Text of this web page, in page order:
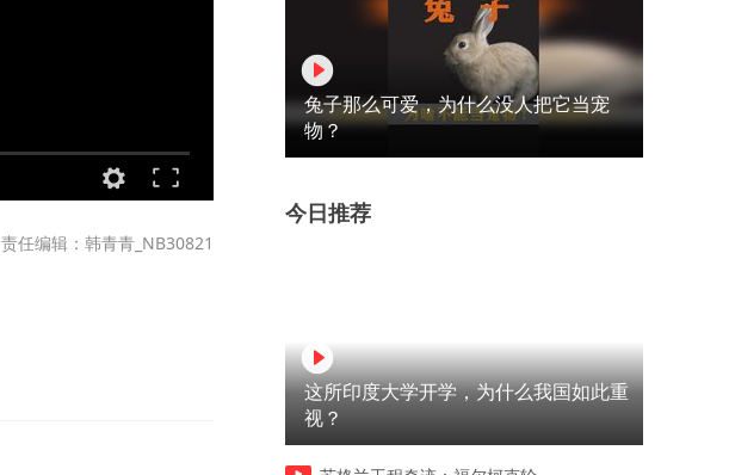
责任编辑：韩青青_NB30821
兔子那么可爱，为什么没人把它当宠
物？
今日推荐
这所印度大学开学，为什么我国如此重
视？